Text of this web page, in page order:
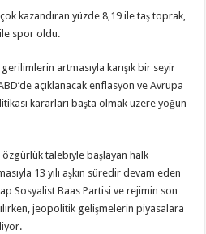
kazandıran yüzde 8,19 ile taş toprak,
spor oldu.
artmasıyla karışık bir seyir
açıklanacak enflasyon ve Avrupa
kararları başta olmak üzere yoğun
özgürlük talebiyle başlayan halk
13 yılı aşkın süredir devam eden
Sosyalist Baas Partisi ve rejimin son
jeopolitik gelişmelerin piyasalara